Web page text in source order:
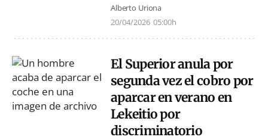
Alberto Uriona
20/04/2026 05:00h
El Superior anula por
segunda vez el cobro por
aparcar en verano en
Lekeitio por
discriminatorio